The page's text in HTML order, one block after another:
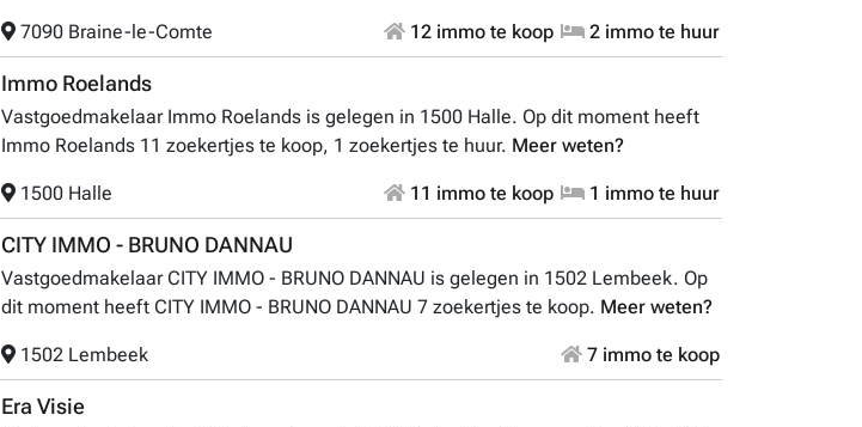
7090 Braine-le-Comte 12 immo te koop 2 immo te huur
Immo Roelands
Vastgoedmakelaar Immo Roelands is gelegen in 1500 Halle. Op dit moment heeft
Immo Roelands 11 zoekertjes te koop, 1 zoekertjes te huur. Meer weten?
1500 Halle 11 immo te koop 1 immo te huur
CITY IMMO - BRUNO DANNAU
Vastgoedmakelaar CITY IMMO - BRUNO DANNAU is gelegen in 1502 Lembeek. Op
dit moment heeft CITY IMMO - BRUNO DANNAU 7 zoekertjes te koop. Meer weten?
1502 Lembeek 7 immo te koop
Era Visie